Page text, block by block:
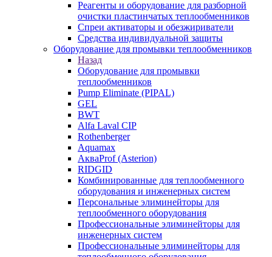
Реагенты и оборудование для разборной
очистки пластинчатых теплообменников
Спреи активаторы и обезжириватели
Средства индивидуальной защиты
Оборудование для промывки теплообменников
Назад
Оборудование для промывки
теплообменников
Pump Eliminate (PIPAL)
GEL
BWT
Alfa Laval CIP
Rothenberger
Aquamax
АкваProf (Asterion)
RIDGID
Комбинированные для теплообменного
оборудования и инженерных систем
Персональные элиминейторы для
теплообменного оборудования
Профессиональные элиминейторы для
инженерных систем
Профессиональные элиминейторы для